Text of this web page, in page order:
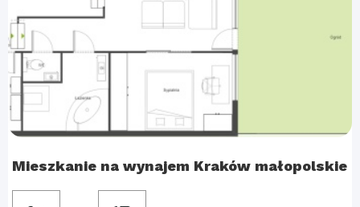
Mieszkanie na wynajem Kraków małopolskie